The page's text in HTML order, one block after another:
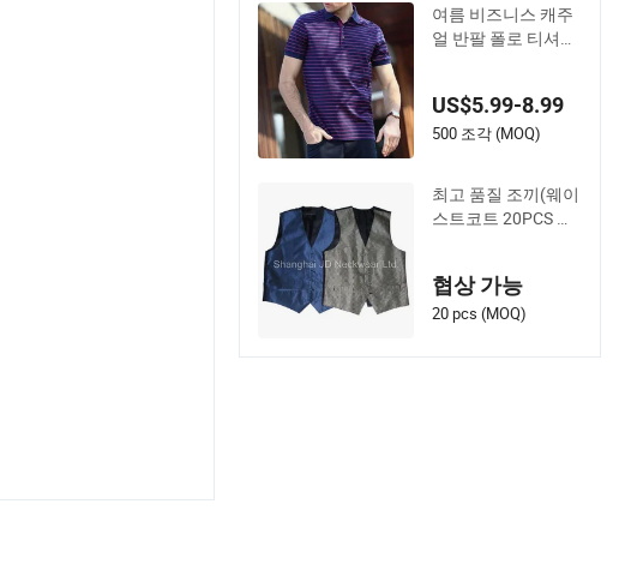
여름 비즈니스 캐주
얼 반팔 폴로 티셔츠
US$5.99-8.99
500 조각 (MOQ)
최고 품질 조끼(웨이
스트코트 20PCS 최
협상 가능
20 pcs (MOQ)